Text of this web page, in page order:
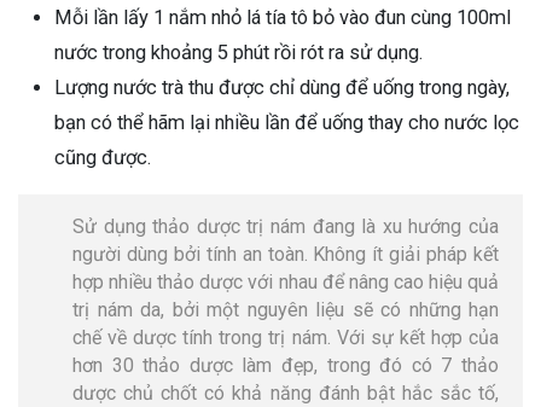
Mỗi lần lấy 1 nắm nhỏ lá tía tô bỏ vào đun cùng 100ml
nước trong khoảng 5 phút rồi rót ra sử dụng.
Lượng nước trà thu được chỉ dùng để uống trong ngày,
bạn có thể hãm lại nhiều lần để uống thay cho nước lọc
cũng được.
Sử dụng thảo dược trị nám đang là xu hướng của
người dùng bởi tính an toàn. Không ít giải pháp kết
hợp nhiều thảo dược với nhau để nâng cao hiệu quả
trị nám da, bởi một nguyên liệu sẽ có những hạn
chế về dược tính trong trị nám. Với sự kết hợp của
hơn 30 thảo dược làm đẹp, trong đó có 7 thảo
dược chủ chốt có khả năng đánh bật hắc sắc tố,